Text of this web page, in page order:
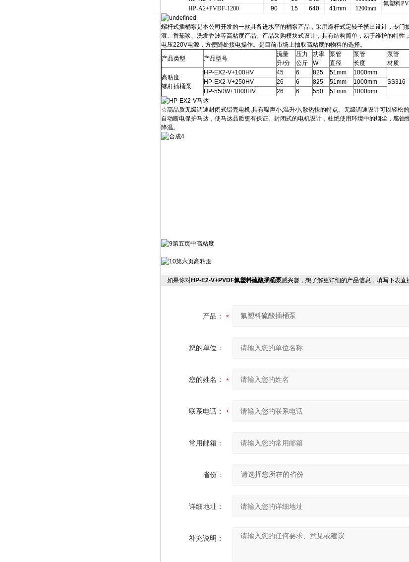
氟塑料
HP-A2+PVDF-1200
90 15 640 41mm 1200mm
螺杆式插桶泵是本公司开发的一款具备进水平的桶泵产品，采用螺杆式定转子挤出设计，专
漆、番茄浆、洗发香波等高粘度产品。产品采购模块式设计，具有结构简单，易于维护的特
电压220V电源，方便随处接电操作。是目前市场上抽取高粘度的物料的选择。
产品类型
产品型号
流量
升/分
压力
公斤
功率
W
泵管
直径
泵管
长度
泵管
材质
高粘度
螺杆插桶泵
HP-EX2-V+100HV 45 6 825 51mm
1000mm
SS316
HP-EX2-V+250HV
26 6 825 51mm 1000mm
HP-550W+1000HV
26 6 550 51mm 1000mm
☆高品质无级调速封闭式铝壳电机,具有噪声小,温升小,散热快的特点。无级调速设计可以轻松
自动断电保护马达，使马达品质更有保证。封闭式的电机设计，杜绝使用环境中的烟尘，腐
降温。
如果你对HP-E2-V+PVDF氟塑料硫酸插桶泵感兴趣，想了解更详细的产品信息，填写下表直
产品：
您的单位：
您的姓名：
联系电话：
常用邮箱：
省份：
详细地址：
补充说明：